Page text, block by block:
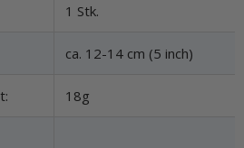
1 Stk.
ca. 12-14 cm (5 inch)
18g